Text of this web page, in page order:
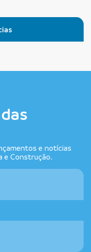
e notícias
e Construção.